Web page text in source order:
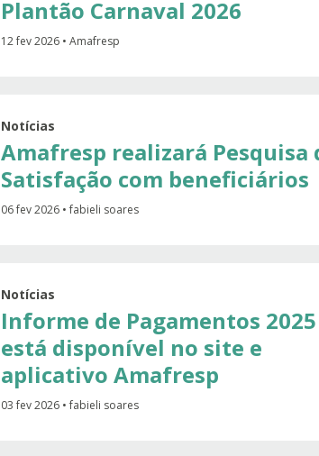
Plantão Carnaval 2026
12 fev 2026 • Amafresp
Notícias
Amafresp realizará Pesquisa
Satisfação com beneficiários
06 fev 2026 • fabieli soares
Notícias
Informe de Pagamentos
está disponível no site e
aplicativo Amafresp
03 fev 2026 • fabieli soares